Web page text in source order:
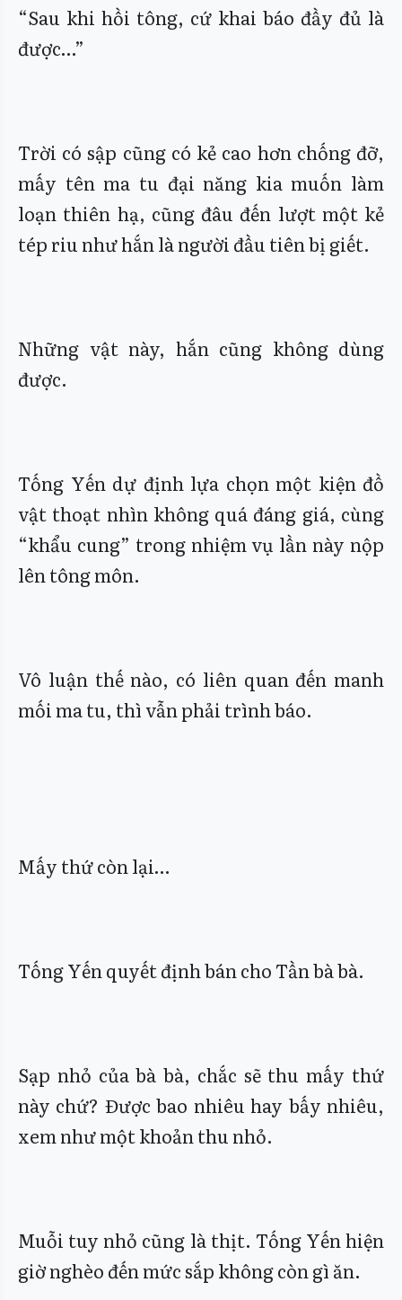
“Sau khi hồi tông, cứ khai báo đầy đủ là
được…”
Trời có sập cũng có kẻ cao hơn chống đỡ,
mấy tên ma tu đại năng kia muốn làm
loạn thiên hạ, cũng đâu đến lượt một kẻ
tép riu như hắn là người đầu tiên bị giết.
Những vật này, hắn cũng không dùng
được.
Tống Yến dự định lựa chọn một kiện đồ
vật thoạt nhìn không quá đáng giá, cùng
“khẩu cung” trong nhiệm vụ lần này nộp
lên tông môn.
Vô luận thế nào, có liên quan đến manh
mối ma tu, thì vẫn phải trình báo.
Mấy thứ còn lại…
Tống Yến quyết định bán cho Tần bà bà.
Sạp nhỏ của bà bà, chắc sẽ thu mấy thứ
này chứ? Được bao nhiêu hay bấy nhiêu,
xem như một khoản thu nhỏ.
Muỗi tuy nhỏ cũng là thịt. Tống Yến hiện
giờ nghèo đến mức sắp không còn gì ăn.